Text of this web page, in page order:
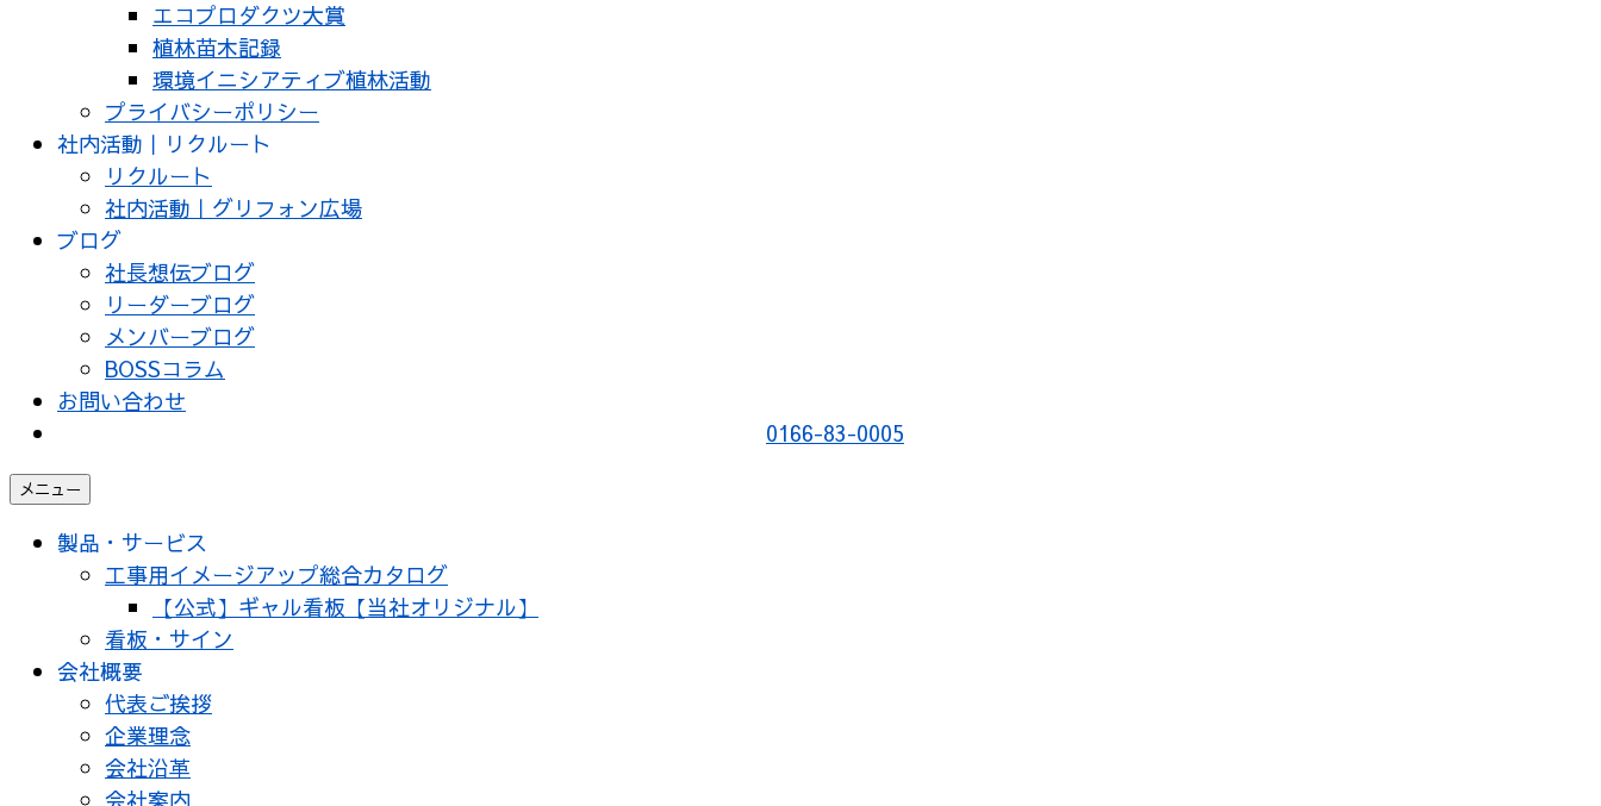
エコプロダクツ大賞
植林苗木記録
環境イニシアティブ植林活動
プライバシーポリシー
社内活動｜リクルート
リクルート
社内活動｜グリフォン広場
ブログ
社長想伝ブログ
リーダーブログ
メンバーブログ
BOSSコラム
お問い合わせ
0166-83-0005
メニュー
製品・サービス
工事用イメージアップ総合カタログ
【公式】ギャル看板【当社オリジナル】
看板・サイン
会社概要
代表ご挨拶
企業理念
会社沿革
会社案内